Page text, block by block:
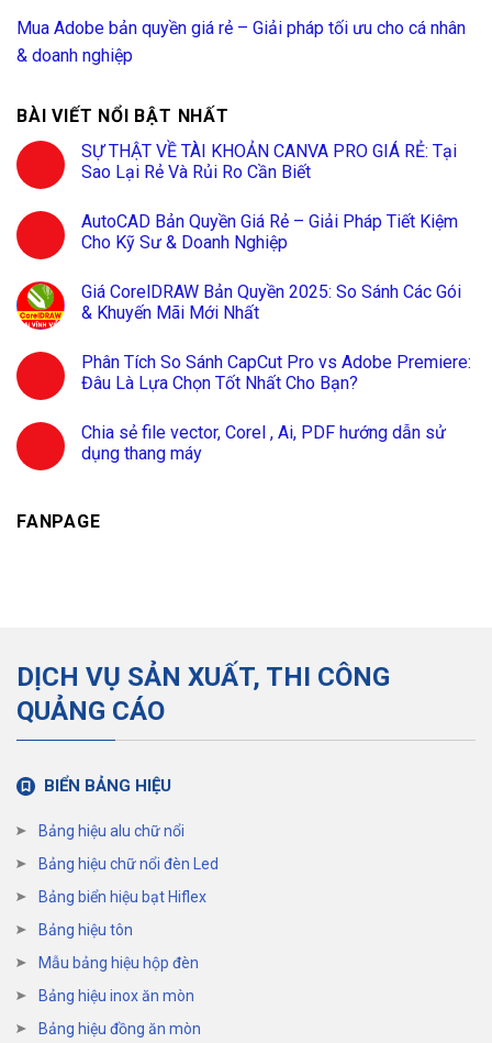
Mua Adobe bản quyền giá rẻ – Giải pháp tối ưu cho cá nhân
& doanh nghiệp
BÀI VIẾT NỔI BẬT NHẤT
SỰ THẬT VỀ TÀI KHOẢN CANVA PRO GIÁ RẺ: Tại
Sao Lại Rẻ Và Rủi Ro Cần Biết
AutoCAD Bản Quyền Giá Rẻ – Giải Pháp Tiết Kiệm
Cho Kỹ Sư & Doanh Nghiệp
Giá CorelDRAW Bản Quyền 2025: So Sánh Các Gói
& Khuyến Mãi Mới Nhất
Phân Tích So Sánh CapCut Pro vs Adobe Premiere:
Đâu Là Lựa Chọn Tốt Nhất Cho Bạn?
Chia sẻ file vector, Corel , Ai, PDF hướng dẫn sử
dụng thang máy
FANPAGE
DỊCH VỤ SẢN XUẤT, THI CÔNG
QUẢNG CÁO
BIỂN BẢNG HIỆU
Bảng hiệu alu chữ nổi
Bảng hiệu chữ nổi đèn Led
Bảng biển hiệu bạt Hiflex
Bảng hiệu tôn
Mẫu bảng hiệu hộp đèn
Bảng hiệu inox ăn mòn
Bảng hiệu đồng ăn mòn